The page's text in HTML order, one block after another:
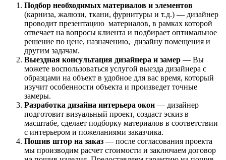
Подбор необходимых материалов и элементов
(карниза, жалюзи, ткани, фурнитуры и т.д.) — дизайнер
проводит презентацию материалов, в рамках которой
отвечает на вопросы клиента и подбирает оптимальное
решение по цене, назначению, дизайну помещения и
другим задачам.
Выездная консультация дизайнера и замер — Вы
можете воспользоваться услугой выезда дизайнера с
образцами на объект в удобное для вас время, который
изучит особенности объекта и произведет точные
замеры.
Разработка дизайна интерьера окон — дизайнер
подготовит визуальный проект, создаст эскиз в
масштабе, сделает подборку материалов в соответствии
с интерьером и пожеланиями заказчика.
Пошив штор на заказ — после согласования проекта
мы производим расчет стоимости и заключаем договор